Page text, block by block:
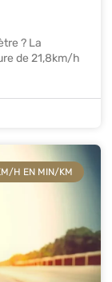
? La
de 21,8km/h
H EN MIN/KM